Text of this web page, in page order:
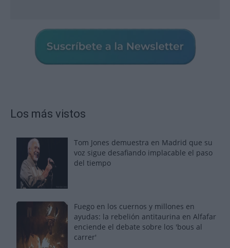
Los más vistos
Tom Jones demuestra en Madrid que su
voz sigue desafiando implacable el paso
del tiempo
Fuego en los cuernos y millones en
ayudas: la rebelión antitaurina en Alfafar
enciende el debate sobre los 'bous al
carrer'